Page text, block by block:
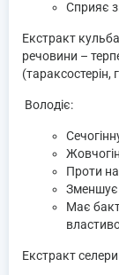
Сприяє
Екстракт
речовини –
(тараксостерін,
Володіє:
Проти
Зменшує
Має
Екстракт